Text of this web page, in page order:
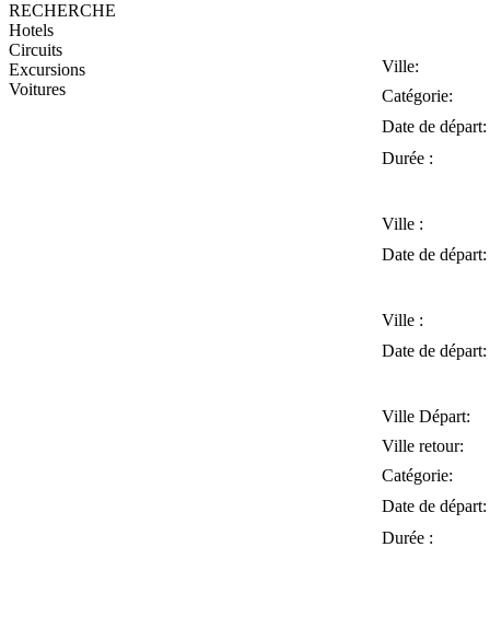
RECHERCHE
Hotels
Circuits
Excursions
Voitures
Ville:
Catégorie:
Date de départ:
Durée :
Ville :
Date de départ:
Ville :
Date de départ:
Ville Départ:
Ville retour:
Catégorie:
Date de départ:
Durée :